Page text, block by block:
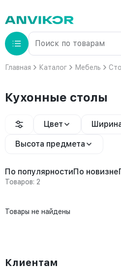
Главная Каталог Мебель
Кухонные столы
Цвет
Высота предмета
По популярностиПо новизне
Товаров: 2
Товары не найдены
Клиентам